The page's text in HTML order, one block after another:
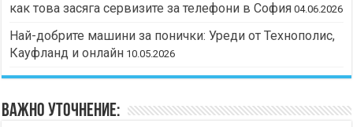
как това засяга сервизите за телефони в София 04.06.2026
Най-добрите машини за понички: Уреди от Технополис,
Кауфланд и онлайн 10.05.2026
Важно уточнение: